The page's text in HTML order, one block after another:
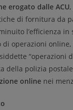
erogato dalle ACU
di fornitura da
l’efficienza
operazioni
“operazioni
della polizia
online nei